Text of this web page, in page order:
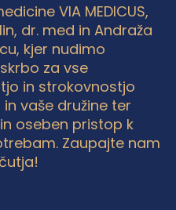
VIA MEDICUS,
dr. med in Andraža
kjer nudimo
za vse
in strokovnostjo
vaše družine ter
oseben pristop k
Zaupajte nam